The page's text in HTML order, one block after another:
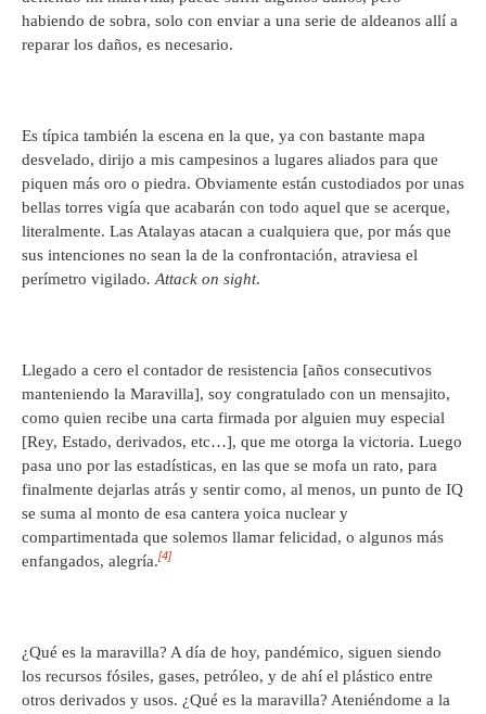
habiendo de sobra, solo con enviar a una serie de aldeanos allí a
reparar los daños, es necesario.
Es típica también la escena en la que, ya con bastante mapa
desvelado, dirijo a mis campesinos a lugares aliados para que
piquen más oro o piedra. Obviamente están custodiados por unas
bellas torres vigía que acabarán con todo aquel que se acerque,
literalmente. Las Atalayas atacan a cualquiera que, por más que
sus intenciones no sean la de la confrontación, atraviesa el
perímetro vigilado. Attack on sight.
Llegado a cero el contador de resistencia [años consecutivos
manteniendo la Maravilla], soy congratulado con un mensajito,
como quien recibe una carta firmada por alguien muy especial
[Rey, Estado, derivados, etc…], que me otorga la victoria. Luego
pasa uno por las estadísticas, en las que se mofa un rato, para
finalmente dejarlas atrás y sentir como, al menos, un punto de IQ
se suma al monto de esa cantera yoica nuclear y
compartimentada que solemos llamar felicidad, o algunos más
enfangados, alegría.[4]
¿Qué es la maravilla? A día de hoy, pandémico, siguen siendo
los recursos fósiles, gases, petróleo, y de ahí el plástico entre
otros derivados y usos. ¿Qué es la maravilla? Ateniéndome a la